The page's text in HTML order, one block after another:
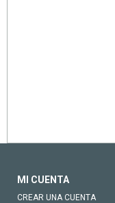
MI CUENTA
CREAR UNA CUENTA